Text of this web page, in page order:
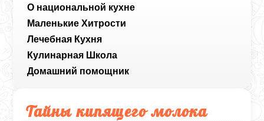
О национальной кухне
Маленькие Хитрости
Лечебная Кухня
Кулинарная Школа
Домашний помощник
Тайны кипящего молока